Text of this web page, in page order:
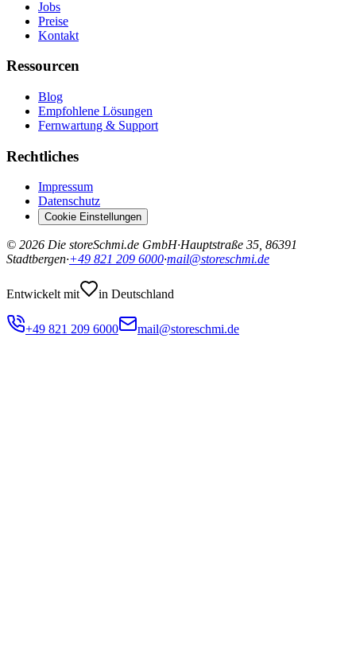
Jobs
Preise
Kontakt
Ressourcen
Blog
Empfohlene Lösungen
Fernwartung & Support
Rechtliches
Impressum
Datenschutz
Cookie Einstellungen
© 2026 Die storeSchmi.de GmbH·Hauptstraße 35, 86391
Stadtbergen·+49 821 209 6000·mail@storeschmi.de
Entwickelt mit in Deutschland
+49 821 209 6000 mail@storeschmi.de